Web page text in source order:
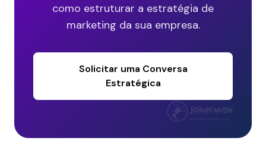
como estruturar a estratégia de
marketing da sua empresa.
Solicitar uma Conversa
Estratégica